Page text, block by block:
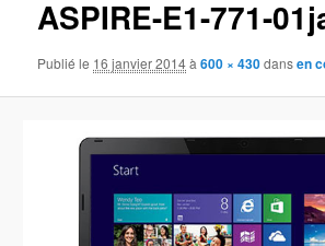
ASPIRE-E1-771-
Publié le 16 janvier 2014à600 × 430dansen